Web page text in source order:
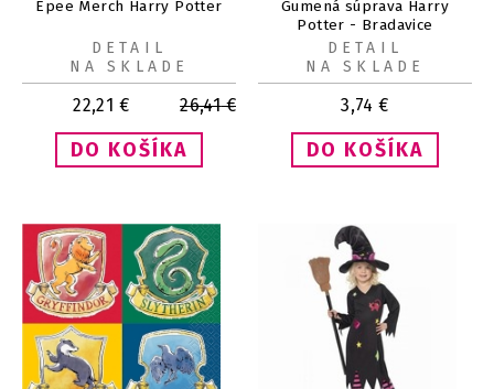
Epee Merch Harry Potter
22,21 € 26,41€
DETAIL
NA SKLADE
Gumená súprava Harry
Potter - Bradavice
3,74 €
DETAIL
NA SKLADE